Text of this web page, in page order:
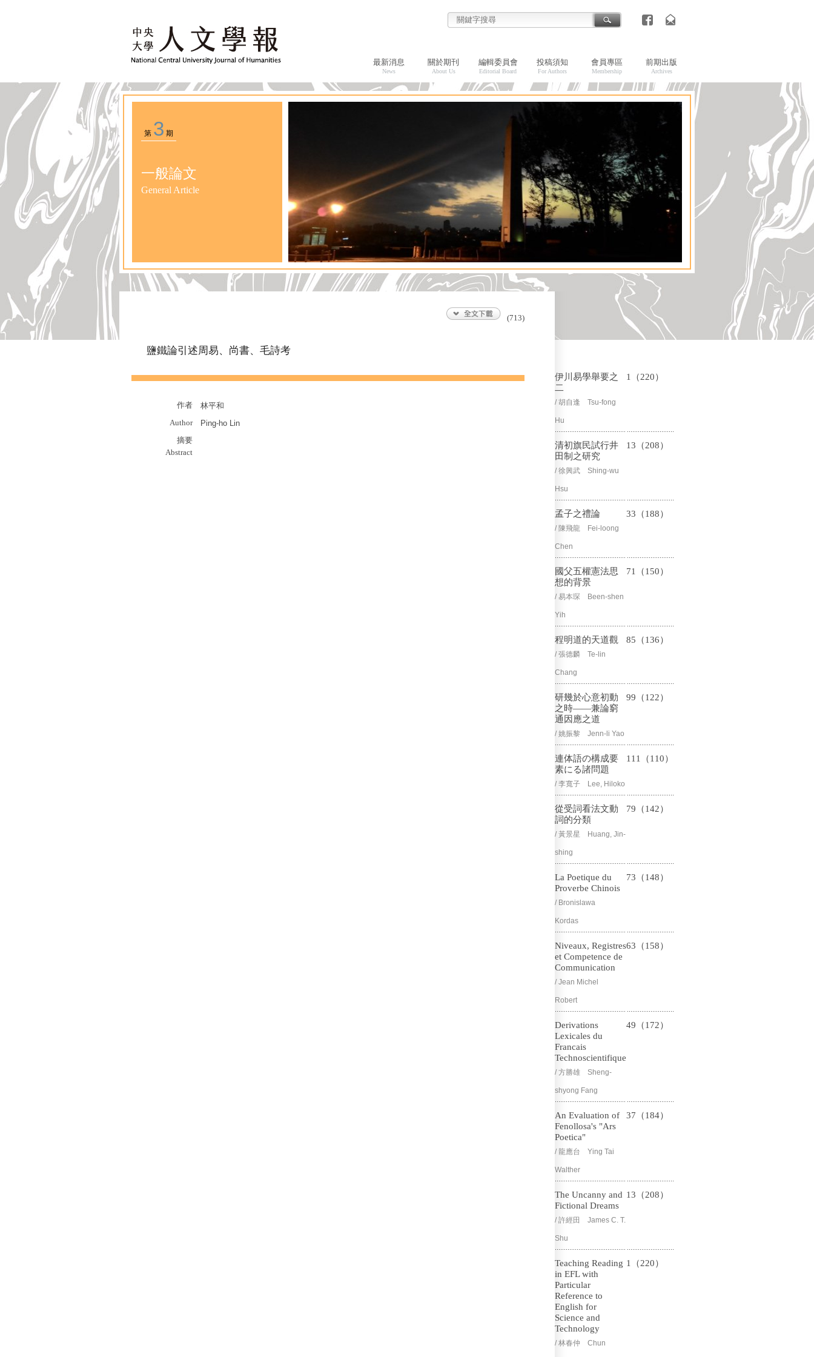
最新消息
News
關於期刊
About Us
編輯委員會
Editorial Board
投稿須知
For Authors
會員專區
Membership
前期出版
Archives
第 3期
一般論文
General Article
(713)
鹽鐵論引述周易、尚書、毛詩考
作者
林平和
Author
Ping-ho Lin
摘要
Abstract
伊川易學舉要之
二
/ 胡自逢 Tsu-fong
Hu
1（220）
清初旗民試行井
田制之研究
/ 徐興武 Shing-wu
Hsu
13（208）
孟子之禮論
/ 陳飛龍 Fei-loong
Chen
33（188）
國父五權憲法思
想的背景
/ 易本琛 Been-shen
Yih
71（150）
程明道的天道觀
/ 張德麟 Te-lin
Chang
85（136）
研幾於心意初動
之時——兼論窮
通因應之道
/ 姚振黎 Jenn-li Yao
99（122）
連体語の構成要
素にる諸問題
/ 李寬子 Lee, Hiloko
111（110）
從受詞看法文動
詞的分類
/ 黃景星 Huang, Jin-
shing
79（142）
La Poetique du
Proverbe Chinois
/ Bronislawa
Kordas
73（148）
Niveaux, Registres
et Competence de
Communication
/ Jean Michel
Robert
63（158）
Derivations
Lexicales du
Francais
Technoscientifique
/ 方勝雄 Sheng-
shyong Fang
49（172）
An Evaluation of
Fenollosa's "Ars
Poetica"
/ 龍應台 Ying Tai
Walther
37（184）
The Uncanny and
Fictional Dreams
/ 許經田 James C. T.
Shu
13（208）
Teaching Reading
in EFL with
Particular
Reference to
English for
Science and
Technology
/ 林春仲 Chun
1（220）